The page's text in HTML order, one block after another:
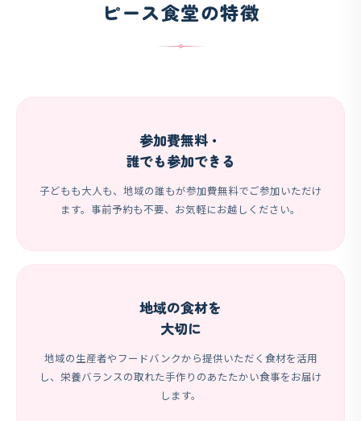
ピース食堂の特徴
参加費無料・
誰でも参加できる
子どもも大人も、地域の誰もが参加費無料でご参加いただけ
ます。事前予約も不要、お気軽にお越しください。
地域の食材を
大切に
地域の生産者やフードバンクから提供いただく食材を活用
し、栄養バランスの取れた手作りのあたたかい食事をお届け
します。